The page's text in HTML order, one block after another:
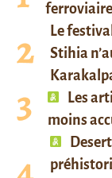
Le
Stihia
Les
moins